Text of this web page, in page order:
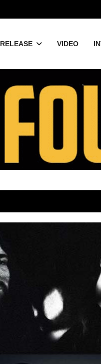
RELEASE VIDEO